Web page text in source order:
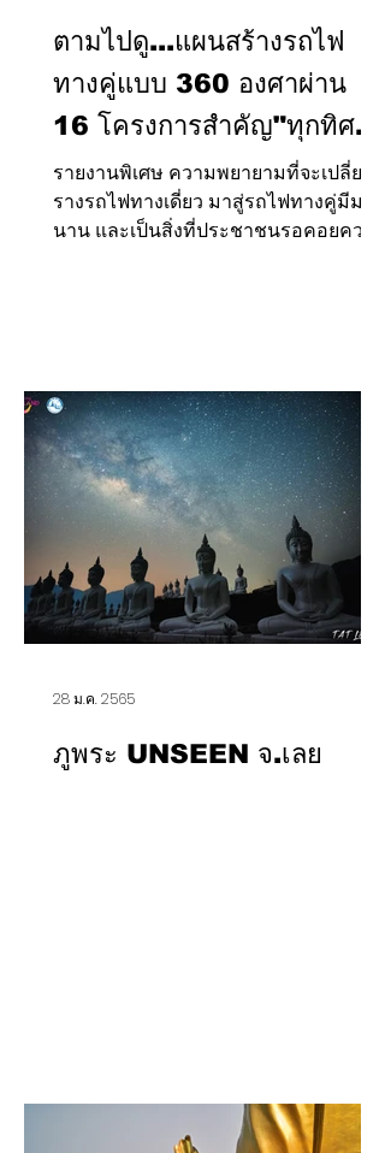
ตามไปดู...แผนสร้างรถไฟ
ทางคู่แบบ 360 องศาผ่าน
16 โครงการสำคัญ"ทุกทิศ
ทั่วไทย"เปลี่ยนทางเดี่ยว-สู่
ทางคู่ และเพิ่มทางรถไฟสาย
รายงานพิเศษ ความพยายามที่จะเปลี่ยน
รางรถไฟทางเดี่ยว มาสู่รถไฟทางคู่มีมา
นาน และเป็นสิ่งที่ประชาชนรอคอยความ
ภูพระ UNSEEN จ.เลย
28 ม.ค. 2565